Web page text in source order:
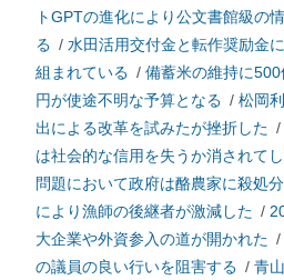
トGPTの進化により公文書館級の
る / 水田活用交付金と転作奨励金
組まれている / 備蓄米の維持に
円が使途不明な予算となる / 松岡
出による改革を試みたが挫折した /
は社会的な信用を失うか消されて
問題において政府は酪農家に殺処
により漁師の後継者が激減した /
大企業や外資参入の道が開かれた /
の議員の良い行いを阻害する / 青